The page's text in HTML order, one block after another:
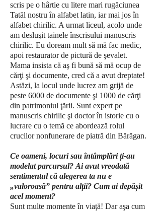
scris pe o hârtie cu litere mari rugăciunea
Tatăl nostru în alfabet latin, iar mai jos în
alfabet chirilic. A urmat liceul, acolo unde
am desluşit tainele înscrisului manuscris
chirilic. Eu doream mult să mă fac medic,
apoi restaurator de pictură de şevalet.
Mama insista că aş fi bună să mă ocup de
cărţi şi documente, cred că a avut dreptate!
Astăzi, la locul unde lucrez am grijă de
peste 6000 de documente şi 1000 de cărţi
din patrimoniul ţării. Sunt expert pe
manuscris chirilic şi doctor în istorie cu o
lucrare cu o temă ce abordează rolul
crucilor nonfunerare de piatră din Bărăgan.
Ce oameni, locuri sau întâmplări ți-au
modelat parcursul? Ai avut vreodată
sentimentul că alegerea ta nu e
„valoroasă” pentru alții? Cum ai depășit
acel moment?
Sunt multe momente în viaţă! Dar aşa cum